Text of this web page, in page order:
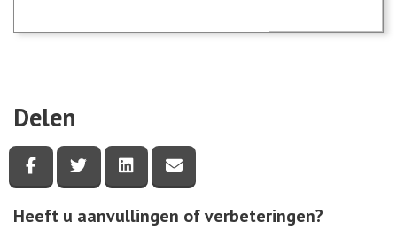
Delen
Deel deze pagina via Facebook
Deel deze pagina via Twitter
Deel deze pagina via LinkedIn
Heeft u aanvullingen of verbeteringen?